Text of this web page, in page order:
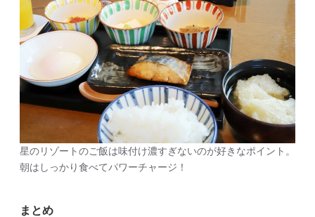
星のリゾートのご飯は味付け濃すぎないのが好きなポイント。
朝はしっかり食べてパワーチャージ！
まとめ